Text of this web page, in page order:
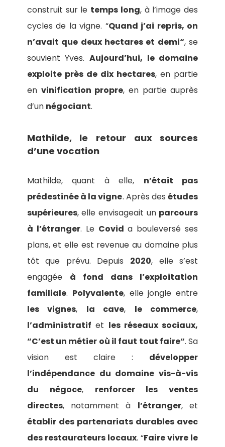
construit sur le temps long, à l’image des
cycles de la vigne. “Quand j’ai repris, on
n’avait que deux hectares et demi“, se
souvient Yves. Aujourd’hui, le domaine
exploite près de dix hectares, en partie
en vinification propre, en partie auprès
d’un négociant.
Mathilde, le retour aux sources
d’une vocation
Mathilde, quant à elle, n’était pas
prédestinée à la vigne. Après desétudes
supérieures, elle envisageait un parcours
à l’étranger. Le Covid a bouleversé ses
plans, et elle est revenue au domaine plus
tôt que prévu. Depuis 2020, elle s’est
engagée à fond dans l’exploitation
familiale. Polyvalente, elle jongle entre
les vignes, la cave, le commerce,
l’administratif et les réseaux sociaux,
“C’est un métier où il faut tout faire“. Sa
vision est claire : développer
l’indépendance du domaine vis-à-vis
du négoce, renforcer les ventes
directes, notamment à l’étranger, et
établir des partenariats durables avec
des restaurateurs locaux. “Faire vivre le